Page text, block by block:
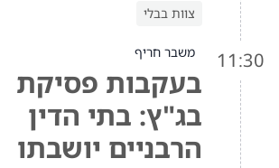
צוות בבלי
11:30 משבר חריף
בעקבות פסיקת
בג"ץ: בתי הדין
הרבניים יושבתו